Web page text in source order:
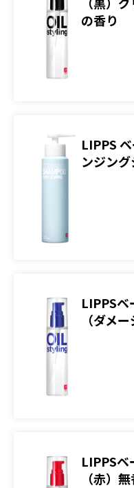
の香り
LIPPS
ンジン
LIPPSベ
（ダメ
LIPPSベ
（赤）